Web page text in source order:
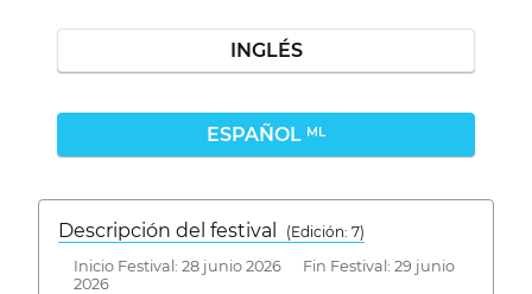
INGLÉS
ESPAÑOL ML
Descripción del festival
( Edición: 7)
Inicio Festival: 28 junio 2026 Fin Festival: 29 junio
2026